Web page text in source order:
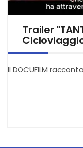
Trailer
Il DOCUFILM